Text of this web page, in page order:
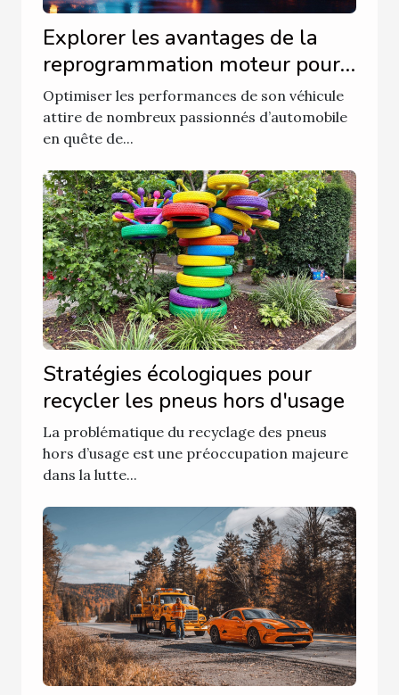
Explorer les avantages de la
reprogrammation moteur pour
optimiser les performances de
votre véhicule
Optimiser les performances de son véhicule
attire de nombreux passionnés d’automobile
en quête de...
Stratégies écologiques pour
recycler les pneus hors d'usage
La problématique du recyclage des pneus
hors d’usage est une préoccupation majeure
dans la lutte...